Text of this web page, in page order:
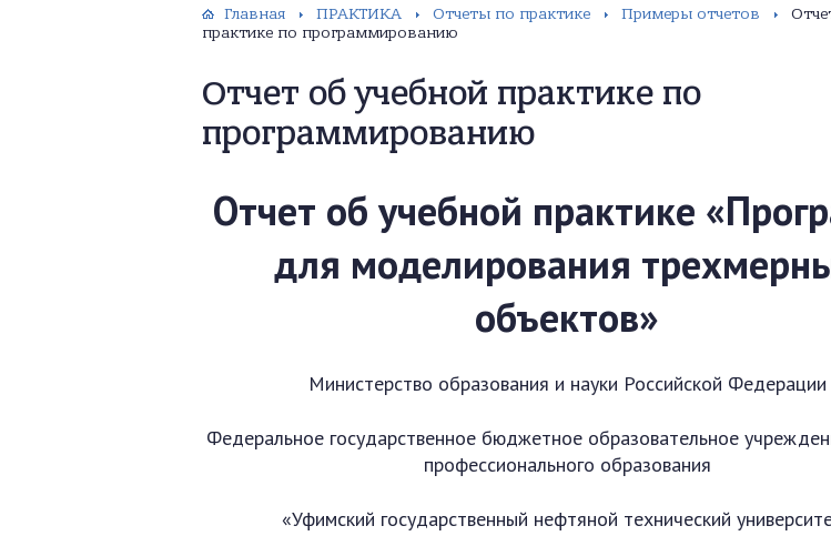
Главная ПРАКТИКА Отчеты по практике Примеры отчетов
практике по программированию
Отчет об учебной практике по
программированию
Отчет об учебной практике
для моделирования
объектов»
Министерство образования и науки Российской Федерации
Федеральное государственное бюджетное образовательное
профессионального образования
«Уфимский государственный нефтяной технический